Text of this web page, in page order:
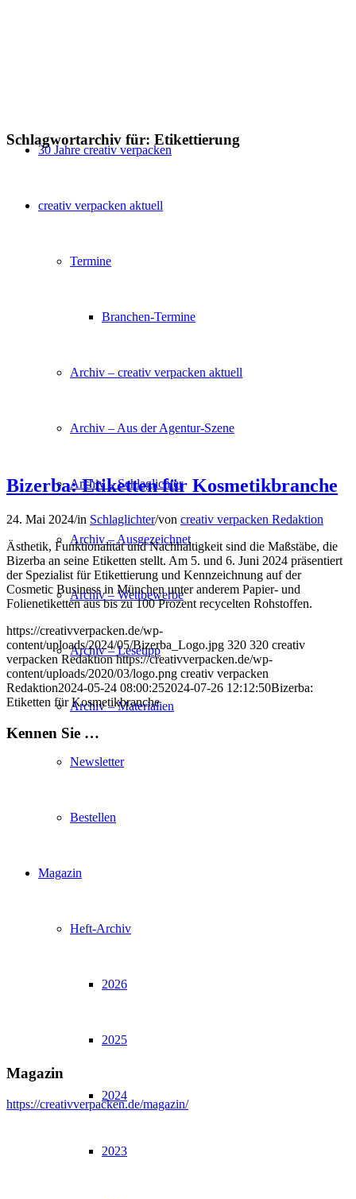
30 Jahre creativ verpacken
creativ verpacken aktuell
Termine
Branchen-Termine
Archiv – creativ verpacken aktuell
Archiv – Aus der Agentur-Szene
Archiv – Schlaglichter
Archiv – Ausgezeichnet
Archiv – Wettbewerbe
Archiv – Lesetipp
Archiv – Materialien
Newsletter
Bestellen
Magazin
Heft-Archiv
2026
2025
2024
2023
Schlagwortarchiv für: Etikettierung
Bizerba: Etiketten für Kosmetikbranche
24. Mai 2024/in Schlaglichter/von creativ verpacken Redaktion
Ästhetik, Funktionalität und Nachhaltigkeit sind die Maßstäbe, die
Bizerba an seine Etiketten stellt. Am 5. und 6. Juni 2024 präsentiert
der Spezialist für Etikettierung und Kennzeichnung auf der
Cosmetic Business in München unter anderem Papier- und
Folienetiketten aus bis zu 100 Prozent recycelten Rohstoffen.
https://creativverpacken.de/wp-
content/uploads/2024/05/Bizerba_Logo.jpg 320 320 creativ
verpacken Redaktion https://creativverpacken.de/wp-
content/uploads/2020/03/logo.png creativ verpacken
Redaktion2024-05-24 08:00:252024-07-26 12:12:50Bizerba:
Etiketten für Kosmetikbranche
Kennen Sie …
Magazin
https://creativverpacken.de/magazin/